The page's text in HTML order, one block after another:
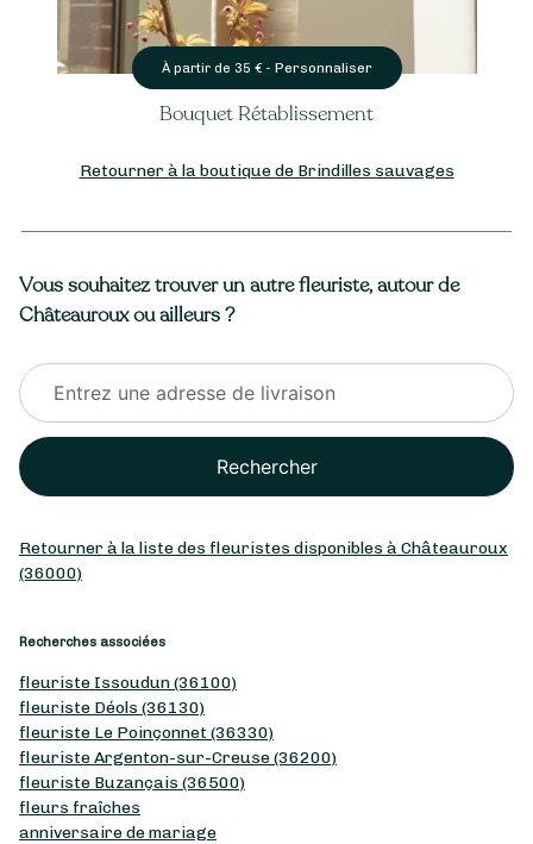
À partir de 35 € - Personnaliser
Bouquet Rétablissement
Retourner à la boutique de Brindilles sauvages
Vous souhaitez trouver un autre fleuriste, autour de
Châteauroux ou ailleurs ?
Rechercher
Retourner à la liste des fleuristes disponibles à Châteauroux
(36000)
Recherches associées
fleuriste Issoudun (36100)
fleuriste Déols (36130)
fleuriste Le Poinçonnet (36330)
fleuriste Argenton-sur-Creuse (36200)
fleuriste Buzançais (36500)
fleurs fraîches
anniversaire de mariage